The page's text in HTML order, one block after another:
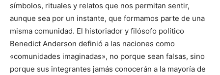
símbolos, rituales y relatos que nos permitan sentir,
aunque sea por un instante, que formamos parte de una
misma comunidad. El historiador y filósofo político
Benedict Anderson definió a las naciones como
«comunidades imaginadas», no porque sean falsas, sino
porque sus integrantes jamás conocerán a la mayoría de